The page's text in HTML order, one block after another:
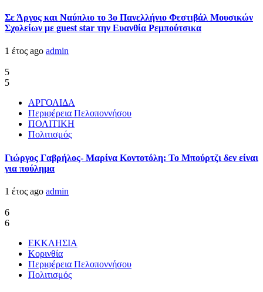
Σε Άργος και Ναύπλιο το 3ο Πανελλήνιο Φεστιβάλ Μουσικών
Σχολείων με guest star την Ευανθία Ρεμπούτσικα
1 έτος ago admin
5
5
ΑΡΓΟΛΙΔΑ
Περιφέρεια Πελοποννήσου
ΠΟΛΙΤΙΚΗ
Πολιτισμός
Γιώργος Γαβρήλος- Μαρίνα Κοντοτόλη: Το Μπούρτζι δεν είναι
για πούλημα
1 έτος ago admin
6
6
ΕΚΚΛΗΣΙΑ
Κορινθία
Περιφέρεια Πελοποννήσου
Πολιτισμός